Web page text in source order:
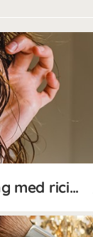
Hemmagjord hårinpackning med ricinolja